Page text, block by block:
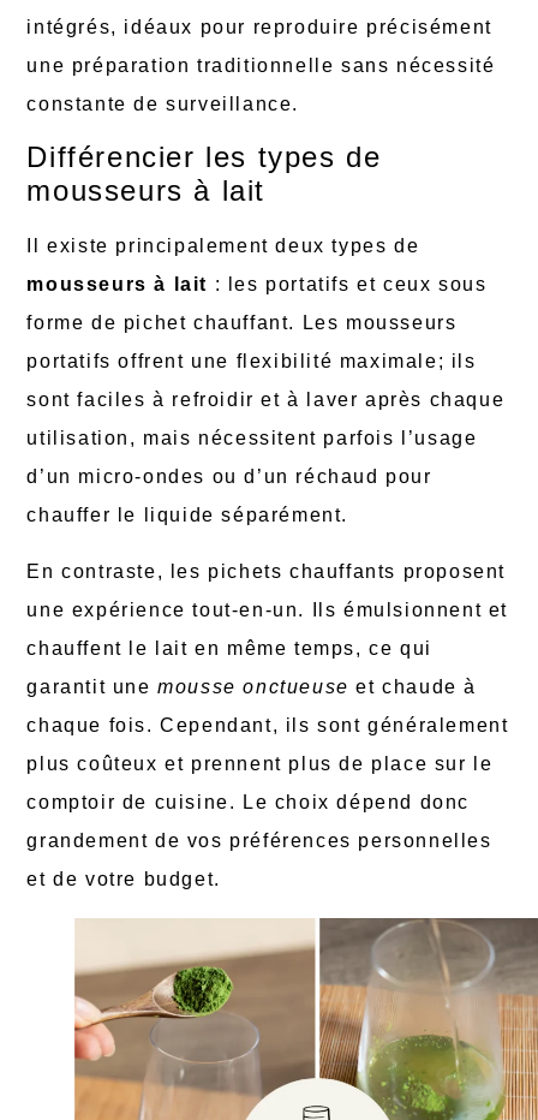
intégrés, idéaux pour reproduire précisément
une préparation traditionnelle sans nécessité
constante de surveillance.
Différencier les types de
mousseurs à lait
Il existe principalement deux types de
mousseurs à lait : les portatifs et ceux sous
forme de pichet chauffant. Les mousseurs
portatifs offrent une flexibilité maximale; ils
sont faciles à refroidir et à laver après chaque
utilisation, mais nécessitent parfois l’usage
d’un micro-ondes ou d’un réchaud pour
chauffer le liquide séparément.
En contraste, les pichets chauffants proposent
une expérience tout-en-un. Ils émulsionnent et
chauffent le lait en même temps, ce qui
garantit unemousse onctueuse et chaude à
chaque fois. Cependant, ils sont généralement
plus coûteux et prennent plus de place sur le
comptoir de cuisine. Le choix dépend donc
grandement de vos préférences personnelles
et de votre budget.